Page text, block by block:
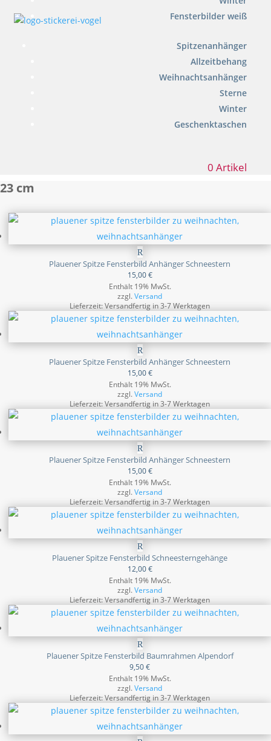
Fensterbilder weiß
Spitzenanhänger
Allzeitbehang
Weihnachtsanhänger
Sterne
Winter
Geschenktaschen
0 Artikel
23 cm
Plauener Spitze Fensterbild Anhänger Schneestern
15,00€
Enthält 19% MwSt.
zzgl.Versand
Lieferzeit: Versandfertig in 3-7 Werktagen
Plauener Spitze Fensterbild Anhänger Schneestern
15,00€
Enthält 19% MwSt.
zzgl.Versand
Lieferzeit: Versandfertig in 3-7 Werktagen
Plauener Spitze Fensterbild Anhänger Schneestern
15,00€
Enthält 19% MwSt.
zzgl.Versand
Lieferzeit: Versandfertig in 3-7 Werktagen
Plauener Spitze Fensterbild Schneesterngehänge
12,00€
Enthält 19% MwSt.
zzgl.Versand
Lieferzeit: Versandfertig in 3-7 Werktagen
Plauener Spitze Fensterbild Baumrahmen Alpendorf
9,50€
Enthält 19% MwSt.
zzgl.Versand
Lieferzeit: Versandfertig in 3-7 Werktagen